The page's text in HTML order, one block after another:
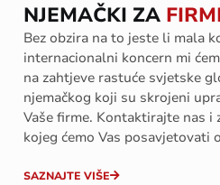
NJEMAČKI ZA
Bez obzira na to jeste li mala
internacionalni koncern mi
na zahtjeve rastuće svjetske
njemačkog koji su skrojeni
Vaše firme. Kontaktirajte nas i
kojeg ćemo Vas posavjetovati
SAZNAJTE VIŠE